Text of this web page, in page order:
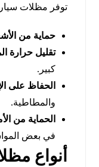
توفر مظلات
حماية من
تقليل حرارة
كبير.
الحفاظ على
والمطاطية.
الحماية من
في بعض
أنواع